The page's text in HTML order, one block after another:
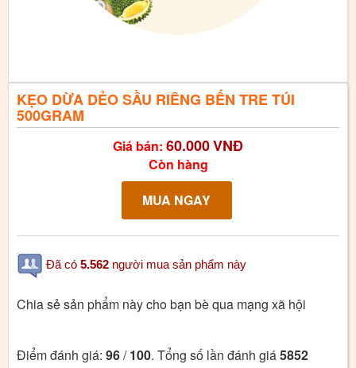
KẸO DỪA DẺO SẦU RIÊNG BẾN TRE TÚI
500GRAM
Giá bán: 60.000VNĐ
Còn hàng
Đã có 5.562 người mua sản phẩm này
Chia sẻ sản phẩm này cho bạn bè qua mạng xã hội
Điểm đánh giá: 96/100. Tổng số lần đánh giá5852